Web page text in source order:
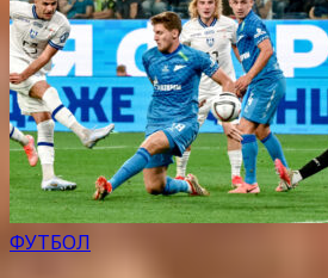
ФУТБОЛ